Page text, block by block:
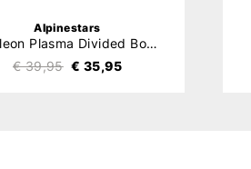
Alpinestars
Nucleon Plasma Divided Borstprotector
€ 39,95 € 35,95